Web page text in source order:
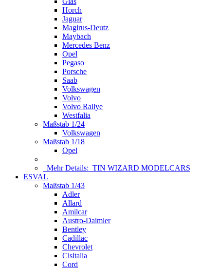
Horch
Jaguar
Magirus-Deutz
Maybach
Mercedes Benz
Opel
Pegaso
Porsche
Saab
Volkswagen
Volvo
Volvo Rallye
Westfalia
Maßstab 1/24
Volkswagen
Maßstab 1/18
Opel
Mehr Details: TIN WIZARD MODELCARS
ESVAL
Maßstab 1/43
Adler
Allard
Amilcar
Austro-Daimler
Bentley
Cadillac
Chevrolet
Cisitalia
Cord